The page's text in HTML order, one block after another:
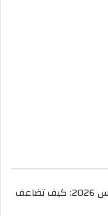
أسرار الربح من جوجل ادسنس 2026: كيف تضاعف